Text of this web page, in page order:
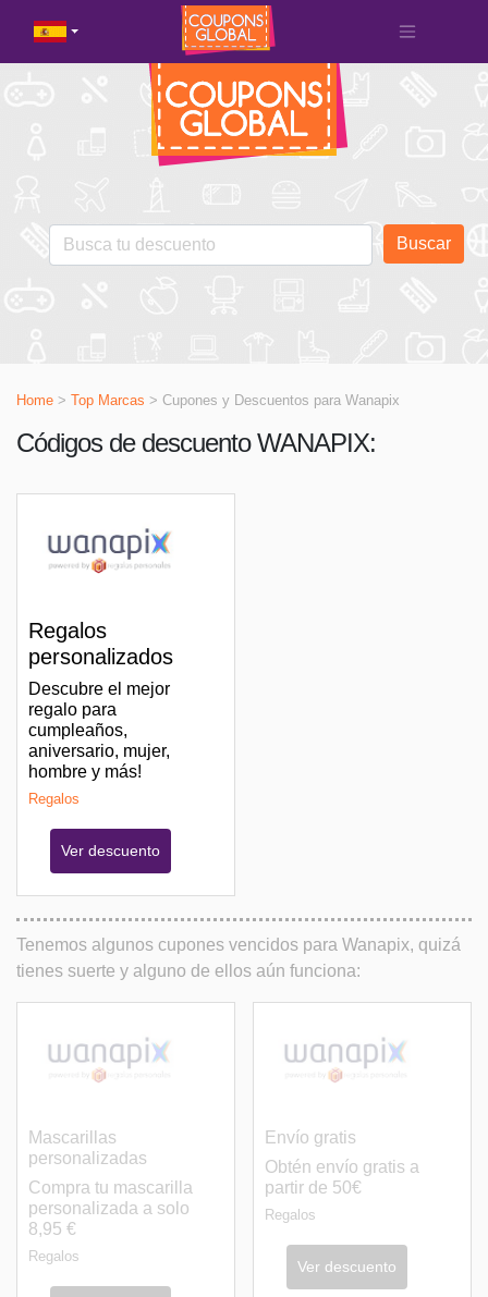
Buscar
Home > Top Marcas > Cupones y Descuentos para Wanapix
Códigos de descuento WANAPIX:
Regalos
personalizados
Descubre el mejor
regalo para
cumpleaños,
aniversario, mujer,
hombre y más!
Regalos
Ver descuento
Tenemos algunos cupones vencidos para Wanapix, quizá
tienes suerte y alguno de ellos aún funciona:
Mascarillas
personalizadas
Compra tu mascarilla
personalizada a solo
8,95 €
Regalos
Envío gratis
Obtén envío gratis a
partir de 50€
Regalos
Ver descuento